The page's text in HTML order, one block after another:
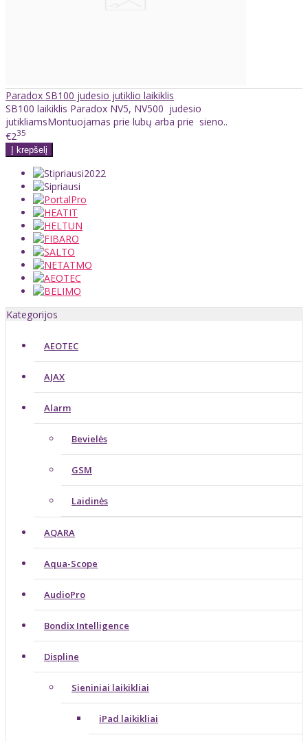
Paradox SB100 judesio jutiklio laikiklis
SB100 laikiklis Paradox NV5, NV500 judesio
jutikliamsMontuojamas prie lubų arba prie sieno..
€235
Kategorijos
AEOTEC
AJAX
Alarm
Bevielės
GSM
Laidinės
AQARA
Aqua-Scope
AudioPro
Bondix Intelligence
Displine
Sieniniai laikikliai
iPad laikikliai